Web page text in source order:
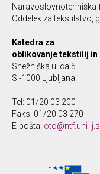
Naravoslovnotehniška
Oddelek za tekstilstvo,
Katedra za
oblikovanje tekstilij in
Snežniška ulica 5
SI-1000 Ljubljana
Tel: 01/20 03 200
Faks: 01/20 03 270
E-pošta: oto@ntf.uni-